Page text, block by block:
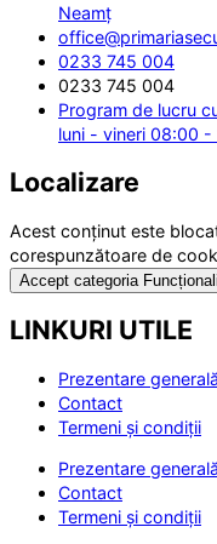
Neamț
0233 745 004
0233 745 004
Program de lucru
luni - vineri 08:00 -
Localizare
Acest conținut este
corespunzătoare de
Accept categoria
LINKURI UTILE
Prezentare generală
Contact
Termeni și condiții
Prezentare generală
Contact
Termeni și condiții